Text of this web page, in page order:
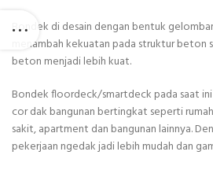
Bondek di desain dengan bentuk
menambah kekuatan pada struktur beton
beton menjadi lebih kuat.
Bondek floordeck/smartdeck pada saat
cor dak bangunan bertingkat seperti
sakit, apartment dan bangunan lainnya.
pekerjaan ngedak jadi lebih mudah dan